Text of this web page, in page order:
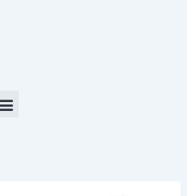
Menu